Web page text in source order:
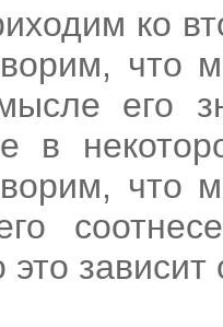
ко
что
его
в
что
это